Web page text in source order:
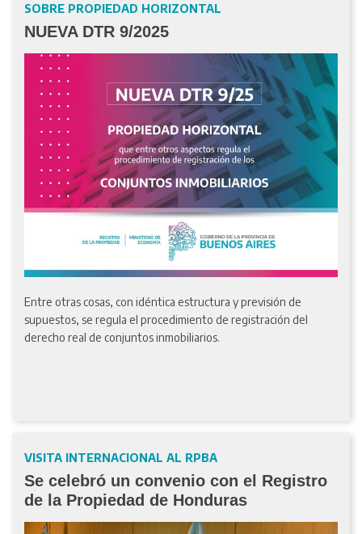
SOBRE PROPIEDAD HORIZONTAL
NUEVA DTR 9/2025
Entre otras cosas, con idéntica estructura y previsión de
supuestos, se regula el procedimiento de registración del
derecho real de conjuntos inmobiliarios.
VISITA INTERNACIONAL AL RPBA
Se celebró un convenio con el Registro
de la Propiedad de Honduras